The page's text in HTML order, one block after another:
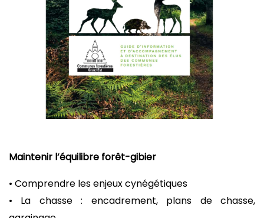
Maintenir l’équilibre forêt-gibier
• Comprendre les enjeux cynégétiques
• La chasse : encadrement, plans de chasse,